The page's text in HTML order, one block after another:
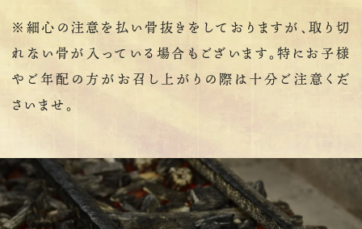
※細心の注意を払い骨抜きをしておりますが、取り切
れない骨が入っている場合もございます。特にお子様
やご年配の方がお召し上がりの際は十分ご注意くだ
さいませ。